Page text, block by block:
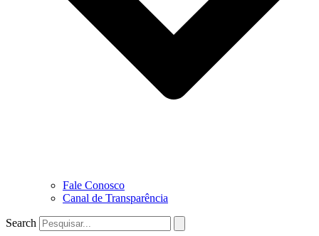
Fale Conosco
Canal de Transparência
Search